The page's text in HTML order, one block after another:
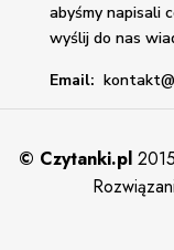
abyśmy napisali
wyślij do nas
Email:
© Czytanki.pl